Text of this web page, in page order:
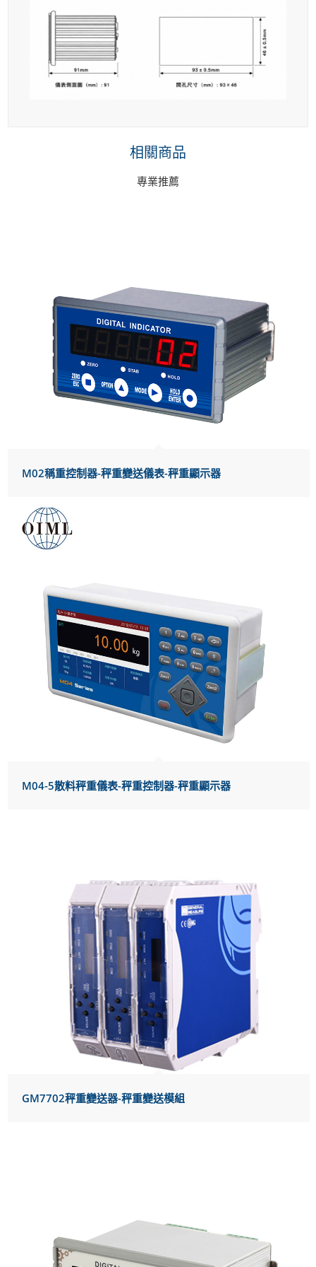
相關商品
專業推薦
M02稱重控制器-秤重變送儀表-秤重顯示器
M04-5散料秤重儀表-秤重控制器-秤重顯示器
GM7702秤重變送器-秤重變送模組